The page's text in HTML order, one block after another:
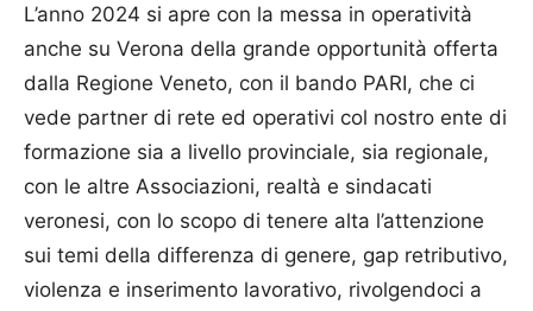
L’anno 2024 si apre con la messa in operatività
anche su Verona della grande opportunità offerta
dalla Regione Veneto, con il bando PARI, che ci
vede partner di rete ed operativi col nostro ente di
formazione sia a livello provinciale, sia regionale,
con le altre Associazioni, realtà e sindacati
veronesi, con lo scopo di tenere alta l’attenzione
sui temi della differenza di genere, gap retributivo,
violenza e inserimento lavorativo, rivolgendoci a